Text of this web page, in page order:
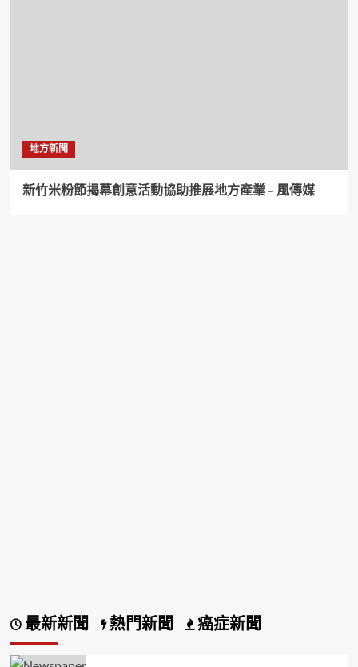
地方新聞
新竹米粉節揭幕創意活動協助推展地方產業 – 風傳媒
最新新聞 熱門新聞 癌症新聞